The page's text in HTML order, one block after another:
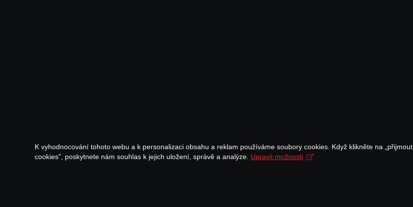
K vyhodnocování tohoto webu a k personalizaci obsahu a reklam používáme soubory cookies. Když klikněte na „přijmout
cookies", poskytnete nám souhlas k jejich uložení, správě a analýze. Upravit možnosti